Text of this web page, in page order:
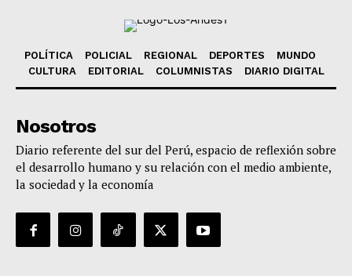
POLÍTICA POLICIAL REGIONAL DEPORTES
MUNDO
CULTURA
EDITORIAL COLUMNISTAS DIARIO DIGITAL
Nosotros
Diario referente del sur del Perú, espacio de reflexión sobre
el desarrollo humano y su relación con el medio ambiente,
la sociedad y la economía